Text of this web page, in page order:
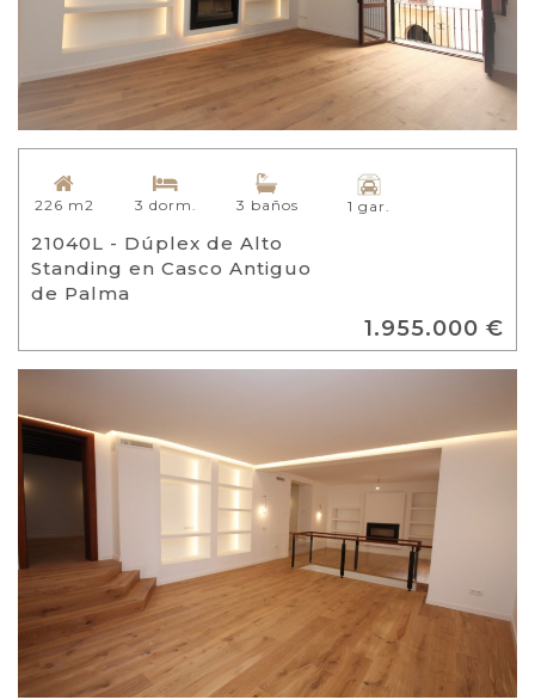
226 m2 3 dorm. 3 baños 1 gar.
21040L - Dúplex de Alto
Standing en Casco Antiguo
de Palma
1.955.000 €